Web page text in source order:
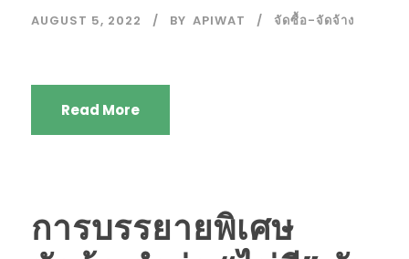
AUGUST 5, 2022 BY APIWAT จัดซื้อ-จัดจ้าง
Read More
การบรรยายพิเศษ